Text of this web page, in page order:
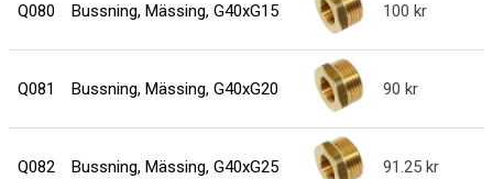
Q080 Bussning, Mässing, G40xG15 100
Q081 Bussning, Mässing, G40xG20 90
Q082 Bussning, Mässing, G40xG25 91.25